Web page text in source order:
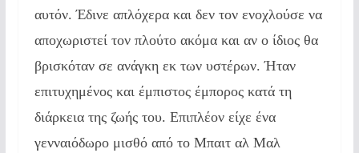
αυτόν. Έδινε απλόχερα και δεν τον ενοχλούσε να
αποχωριστεί τον πλούτο ακόμα και αν ο ίδιος θα
βρισκόταν σε ανάγκη εκ των υστέρων. Ήταν
επιτυχημένος και έμπιστος έμπορος κατά τη
διάρκεια της ζωής του. Επιπλέον είχε ένα
γενναιόδωρο μισθό από το Μπαιτ αλ Μαλ